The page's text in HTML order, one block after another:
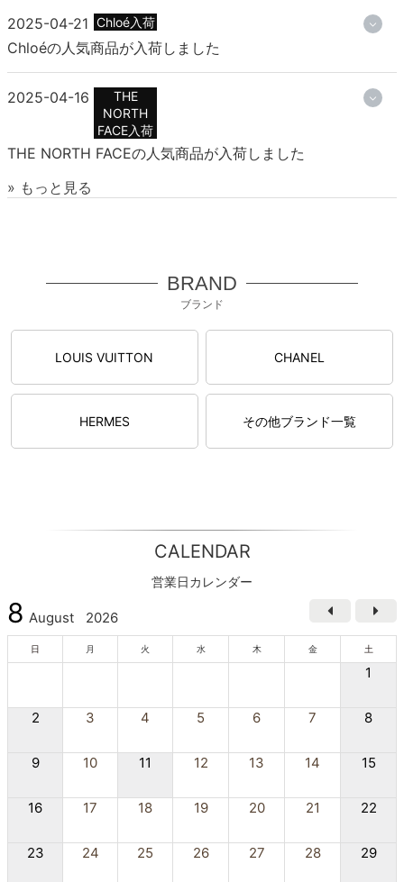
2025-04-21 Chloé入荷
Chloéの人気商品が入荷しました
2025-04-16
THE
NORTH
FACE入荷
THE NORTH FACEの人気商品が入荷しました
» もっと見る
BRAND
ブランド
LOUIS VUITTON CHANEL
HERMES その他ブランド一覧
CALENDAR
営業日カレンダー
8 August 2026
日 月 火 水 木 金 土
1
2 3 4 5 6 7 8
9 10 11 12 13 14 15
16 17 18 19 20 21 22
23 24 25 26 27 28 29